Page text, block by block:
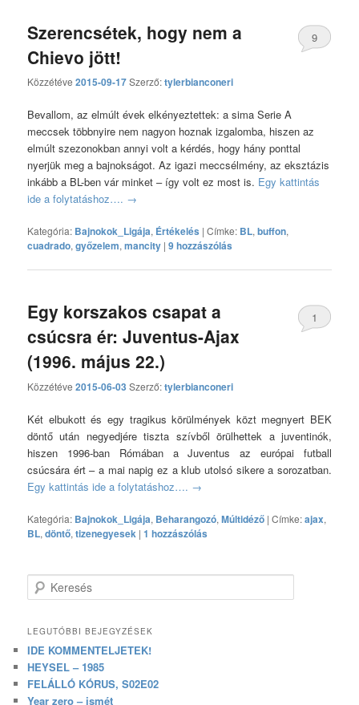
Szerencsétek, hogy nem a
Chievo jött!
Közzétéve2015-09-17Szerző:tylerbianconeri
9
Bevallom, az elmúlt évek elkényeztettek: a sima Serie A
meccsek többnyire nem nagyon hoznak izgalomba, hiszen az
elmúlt szezonokban annyi volt a kérdés, hogy hány ponttal
nyerjük meg a bajnokságot. Az igazi meccsélmény, az eksztázis
inkább a BL-ben vár minket – így volt ez most is. Egy kattintás
ide a folytatáshoz…. →
Kategória: Bajnokok_Ligája, Értékelés |Címke: BL,buffon,
cuadrado,győzelem,mancity |9 hozzászólás
Egy korszakos csapat a
csúcsra ér: Juventus-Ajax
(1996. május 22.)
Közzétéve2015-06-03 Szerző:tylerbianconeri
1
Két elbukott és egy tragikus körülmények közt megnyert BEK
döntő után negyedjére tiszta szívből örülhettek a juventinók,
hiszen 1996-ban Rómában a Juventus az európai futball
csúcsára ért – a mai napig ez a klub utolsó sikere a sorozatban.
Egy kattintás ide a folytatáshoz…. →
Kategória: Bajnokok_Ligája, Beharangozó,Múltidéző |Címke:ajax,
BL,döntő,tizenegyesek |1 hozzászólás
Keresés
LEGUTÓBBI BEJEGYZÉSEK
IDE KOMMENTELJETEK!
HEYSEL – 1985
FELÁLLÓ KÓRUS, S02E02
Year zero – ismét